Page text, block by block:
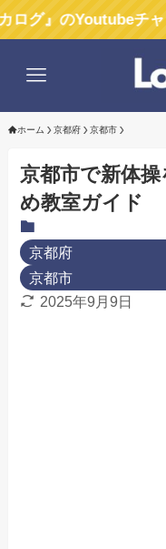
チャンネルが
ホーム 京都府 京都市
京都市で新体
め教室ガイド
京都府
京都市
2025年9月9日